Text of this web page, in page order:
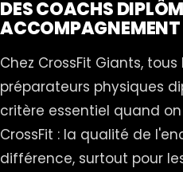
DES COACHS
ACCOMPAGNEMENT
Chez CrossFit Giants,
préparateurs physiques
critère essentiel quand
CrossFit : la qualité de
différence, surtout pour